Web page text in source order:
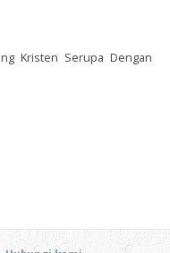
Kristen Serupa Dengan